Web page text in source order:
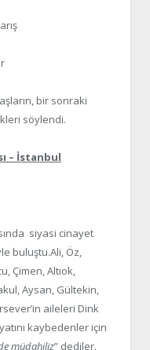
bir sonraki
söylendi.
– İstanbul
siyasi cinayet
buluştu.Ali, Öz,
Çimen, Altıok,
Aysan, Gültekin,
aileleri Dink
kaybedenler için
müdahiliz” dediler.